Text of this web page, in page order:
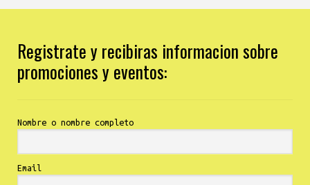
Registrate y recibiras informacion sobre
promociones y eventos:
Nombre o nombre completo
Email